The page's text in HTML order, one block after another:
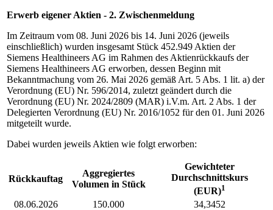
Erwerb eigener Aktien - 2. Zwischenmeldung
Im Zeitraum vom 08. Juni 2026 bis 14. Juni 2026 (jeweils
einschließlich) wurden insgesamt Stück 452.949 Aktien der
Siemens Healthineers AG im Rahmen des Aktienrückkaufs der
Siemens Healthineers AG erworben, dessen Beginn mit
Bekanntmachung vom 26. Mai 2026 gemäß Art. 5 Abs. 1 lit. a) der
Verordnung (EU) Nr. 596/2014, zuletzt geändert durch die
Verordnung (EU) Nr. 2024/2809 (MAR) i.V.m. Art. 2 Abs. 1 der
Delegierten Verordnung (EU) Nr. 2016/1052 für den 01. Juni 2026
mitgeteilt wurde.
Dabei wurden jeweils Aktien wie folgt erworben:
Rückkauftag
Aggregiertes
Volumen in Stück
Gewichteter
Durchschnittskurs
(EUR)1
08.06.2026 150.000
34,3452